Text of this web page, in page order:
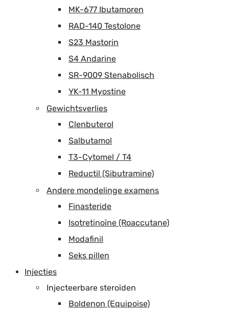
MK-677 Ibutamoren
RAD-140 Testolone
S23 Mastorin
S4 Andarine
SR-9009 Stenabolisch
YK-11 Myostine
Gewichtsverlies
Clenbuterol
Salbutamol
T3-Cytomel / T4
Reductil (Sibutramine)
Andere mondelinge examens
Finasteride
Isotretinoïne (Roaccutane)
Modafinil
Seks pillen
Injecties
Injecteerbare steroïden
Boldenon (Equipoise)